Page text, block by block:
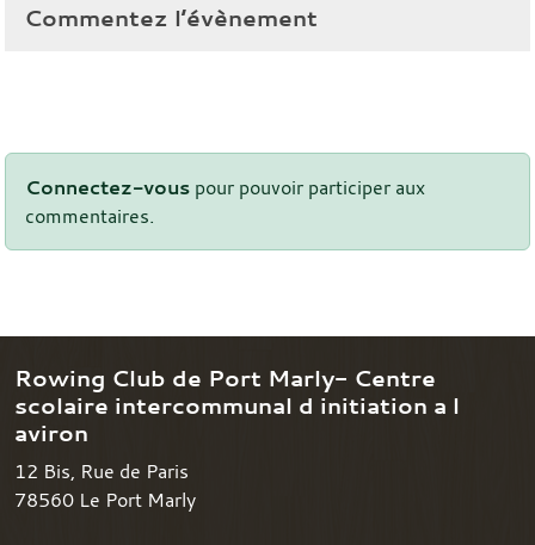
Commentez l’évènement
Connectez-vous pour pouvoir participer aux
commentaires.
Rowing Club de Port Marly- Centre
scolaire intercommunal d initiation a l
aviron
12 Bis, Rue de Paris
78560 Le Port Marly